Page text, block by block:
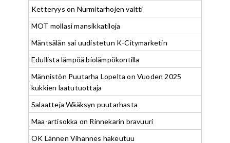
Ketteryys on Nurmitarhojen valtti
MOT mollasi mansikkatiloja
Mäntsälän sai uudistetun K-Citymarketin
Edullista lämpöä biolämpökontilla
Männistön Puutarha Lopelta on Vuoden 2025
kukkien laatutuottaja
Salaatteja Wääksyn puutarhasta
Maa-artisokka on Rinnekarin bravuuri
OK Lännen Vihannes hakeutuu